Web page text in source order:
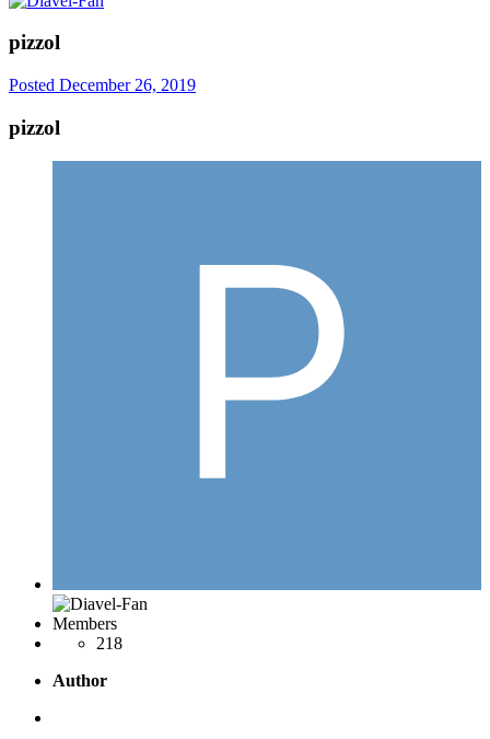
pizzol
Posted December 26, 2019
pizzol
Members
218
Author